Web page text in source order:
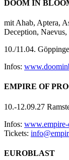
DOOM IN
mit Ahab, Aptera,
Deception,
10./11.04.
Infos:
EMPIRE OF
10.-12.09.27
Infos:
Tickets:
EUROBLAST